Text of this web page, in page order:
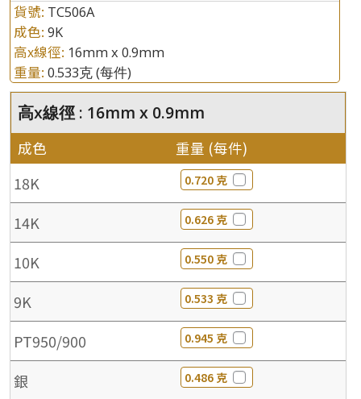
貨號: TC506A
成色: 9K
高x線徑: 16mm x 0.9mm
重量: 0.533克(每件)
高x線徑 : 16mm x 0.9mm
成色 重量 (每件)
18K 0.720 克
14K 0.626 克
10K 0.550 克
9K 0.533 克
PT950/900 0.945 克
銀 0.486 克